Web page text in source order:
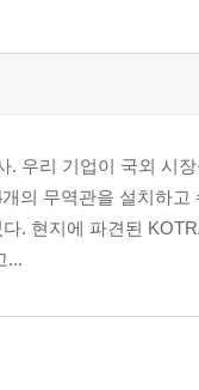
지금 자가치유 중
스에 색을 입히다
로코
도 해답 있는 건강법
. 우리 기업이 국외 시
의 무역관을 설치하
. 현지에 파견된
...